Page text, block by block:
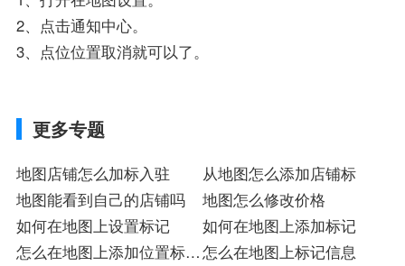
2、点击通知中心。
3、点位位置取消就可以了。
更多专题
地图店铺怎么加标入驻
从地图怎么添加店铺标
地图能看到自己的店铺吗
地图怎么修改价格
如何在地图上设置标记
如何在地图上添加标记
怎么在地图上添加位置标记怎么在地图上标记信息